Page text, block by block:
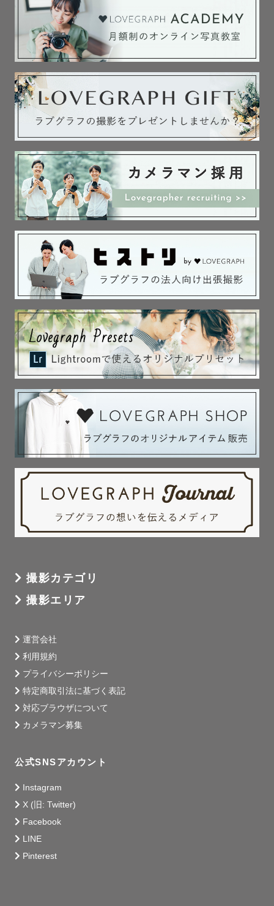
おくるみの色味やイメージの希望があれば事前にお申し出
ください。
🌷追加オプションについて🌷
プレミアムポージング対応可能です✨
下記のポージングをご希望の方は追加オプション(税込
11,000円)となります。
･ポテトサック
･うつ伏せ（バムアップ）
･かごうつ伏せ（チンオンハンズ）
･布背景うつ伏せ（チンオンハンズ）
また、上記オプションを希望されなくとも、
・はだかんぼポーズ（布/シフォン/黒背景の上で）も希望
・生花との撮影を希望（生花のご用意はお客様でお願いし
ます）
・別のカゴやベッドなどでポーズ数を増やしたい
・ナチュラルニューボーンを多めに撮影希望
の方は時間延長オプション(税込11,000円)を付けて頂きま
す。
ナチュラルニューボーンは沐浴、授乳、お着替え、だっ
こ、寝かしつけ、おひるねアート風カット等今だけの赤ち
ゃんとのお写真を撮影します。
⛩️お宮参りや七五三をご検討の方へ
熱田神宮は外部のカメラマンの撮影を禁止しているため、
ラブグラフではお受けできません。
またご祈祷をされない神社で撮影のみ行うことはご遠慮く
↓七五三小物貸し出しありますのでご希望の方は教えてくだ
し
交通費は往復で3,000円以上である場合は追加交通費が発
生するので予めご了承ください。
🍀最後に
写真はその時間をすぐに思い出せる素敵なツールです。
当たり前のように過ぎていく毎日も、
数年後、１０年後に、あの時の日々は当たり前ではなかっ
たなぁ...と気づくことが多いと思います。
今そばにいる家族や友達、恋人との時間を写真という色褪
撮影カテゴリ
撮影エリア
運営会社
利用規約
プライバシーポリシー
特定商取引法に基づく表記
対応ブラウザについて
カメラマン募集
公式SNSアカウント
Instagram
X (旧: Twitter)
Facebook
LINE
Pinterest